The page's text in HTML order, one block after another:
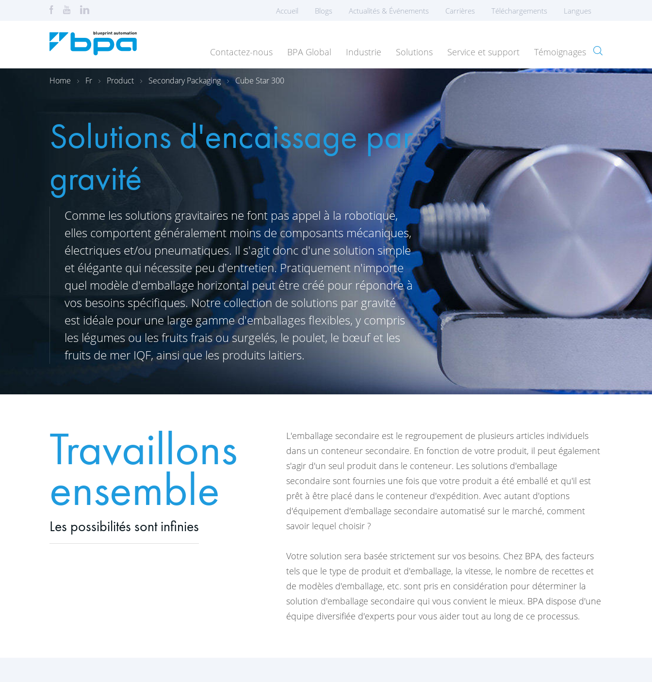
Accueil Blogs Actualités & Événements Carrières Téléchargements Langues
Contactez-nous BPA Global Industrie Solutions Service et support Témoignages
Home Fr Product Secondary Packaging Cube Star 300
Solutions d'encaissage par
gravité
Comme les solutions gravitaires ne font pas appel à la robotique,
elles comportent généralement moins de composants mécaniques,
électriques et/ou pneumatiques. Il s'agit donc d'une solution simple
et élégante qui nécessite peu d'entretien. Pratiquement n'importe
quel modèle d'emballage horizontal peut être créé pour répondre à
vos besoins spécifiques. Notre collection de solutions par gravité
est idéale pour une large gamme d'emballages flexibles, y compris
les légumes ou les fruits frais ou surgelés, le poulet, le bœuf et les
fruits de mer IQF, ainsi que les produits laitiers.
Travaillons
ensemble
Les possibilités sont infinies
L'emballage secondaire est le regroupement de plusieurs articles individuels
dans un conteneur secondaire. En fonction de votre produit, il peut également
s'agir d'un seul produit dans le conteneur. Les solutions d'emballage
secondaire sont fournies une fois que votre produit a été emballé et qu'il est
prêt à être placé dans le conteneur d'expédition. Avec autant d'options
d'équipement d'emballage secondaire automatisé sur le marché, comment
savoir lequel choisir ?
Votre solution sera basée strictement sur vos besoins. Chez BPA, des facteurs
tels que le type de produit et d'emballage, la vitesse, le nombre de recettes et
de modèles d'emballage, etc. sont pris en considération pour déterminer la
solution d'emballage secondaire qui vous convient le mieux. BPA dispose d'une
équipe diversifiée d'experts pour vous aider tout au long de ce processus.